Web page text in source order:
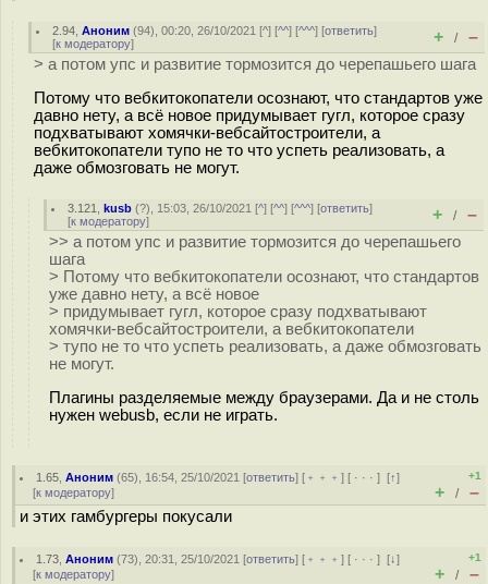
2.94 ,Аноним (94), 00:20, 26/10/2021 [^] [^^] [^^^] [ответить]
[к модератору] + / –
> а потом упс и развитие тормозится до черепашьего шага
Потому что вебкитокопатели осознают, что стандартов уже
давно нету, а всё новое придумывает гугл, которое сразу
подхватывают хомячки-вебсайтостроители, а
вебкитокопатели тупо не то что успеть реализовать, а
даже обмозговать не могут.
3.121 ,kusb (?), 15:03, 26/10/2021 [^] [^^] [^^^] [ответить]
[к модератору] + / –
>> а потом упс и развитие тормозится до черепашьего
шага
> Потому что вебкитокопатели осознают, что стандартов
уже давно нету, а всё новое
> придумывает гугл, которое сразу подхватывают
хомячки-вебсайтостроители, а вебкитокопатели
> тупо не то что успеть реализовать, а даже обмозговать
не могут.
Плагины разделяемые между браузерами. Да и не столь
нужен webusb, если не играть.
1.65 ,Аноним (65), 16:54, 25/10/2021 [ответить] [ ﹢﹢﹢] [ · · ·][↑]
[к модератору]
+1
+ / –
и этих гамбургеры покусали
1.73 ,Аноним (73), 20:31, 25/10/2021 [ответить] [ ﹢﹢﹢] [ · · ·][↓]
[к модератору]
+1
+ / –